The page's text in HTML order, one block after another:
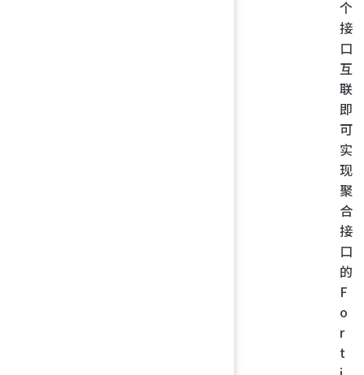
个
接
口
互
联
即
可
实
现
聚
合
接
口
的
F
o
r
t